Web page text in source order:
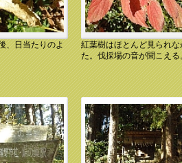
前不詳
、日当たりのよ
10.12.11 12:48 名前不詳
紅葉樹はほとんど見られな
た。伐採場の音が聞こえる